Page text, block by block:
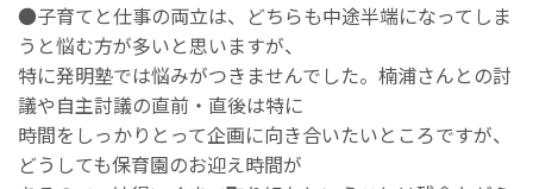
●子育てと仕事の両立は、どちらも中途半端になってしま
うと悩む方が多いと思いますが、
特に発明塾では悩みがつきませんでした。楠浦さんとの討
議や自主討議の直前・直後は特に
時間をしっかりとって企画に向き合いたいところですが、
どうしても保育園のお迎え時間が